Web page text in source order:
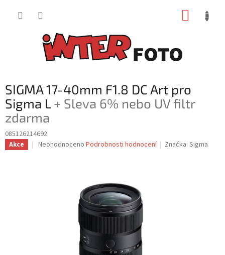
SIGMA 17-40mm F1.8 DC Art pro
Sigma L+ Sleva 6% nebo UV filtr
zdarma
085126214692
Akce
Průměrné
Neohodnoceno Podrobnosti hodnocení Značka:Sigma